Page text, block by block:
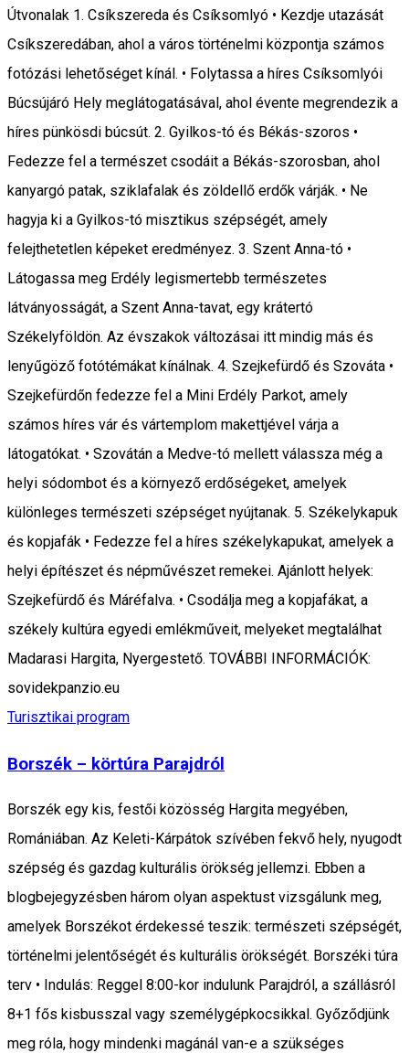
Útvonalak 1. Csíkszereda és Csíksomlyó • Kezdje utazását
Csíkszeredában, ahol a város történelmi központja számos
fotózási lehetőséget kínál. • Folytassa a híres Csíksomlyói
Búcsújáró Hely meglátogatásával, ahol évente megrendezik a
híres pünkösdi búcsút. 2. Gyilkos-tó és Békás-szoros •
Fedezze fel a természet csodáit a Békás-szorosban, ahol
kanyargó patak, sziklafalak és zöldellő erdők várják. • Ne
hagyja ki a Gyilkos-tó misztikus szépségét, amely
felejthetetlen képeket eredményez. 3. Szent Anna-tó •
Látogassa meg Erdély legismertebb természetes
látványosságát, a Szent Anna-tavat, egy krátertó
Székelyföldön. Az évszakok változásai itt mindig más és
lenyűgöző fotótémákat kínálnak. 4. Szejkefürdő és Szováta •
Szejkefürdőn fedezze fel a Mini Erdély Parkot, amely
számos híres vár és vártemplom makettjével várja a
látogatókat. • Szovátán a Medve-tó mellett válassza még a
helyi sódombot és a környező erdőségeket, amelyek
különleges természeti szépséget nyújtanak. 5. Székelykapuk
és kopjafák • Fedezze fel a híres székelykapukat, amelyek a
helyi építészet és népművészet remekei. Ajánlott helyek:
Szejkefürdő és Máréfalva. • Csodálja meg a kopjafákat, a
székely kultúra egyedi emlékműveit, melyeket megtalálhat
Madarasi Hargita, Nyergestető. TOVÁBBI INFORMÁCIÓK:
sovidekpanzio.eu
Turisztikai program
Borszék – körtúra Parajdról
Borszék egy kis, festői közösség Hargita megyében,
Romániában. Az Keleti-Kárpátok szívében fekvő hely, nyugodt
szépség és gazdag kulturális örökség jellemzi. Ebben a
blogbejegyzésben három olyan aspektust vizsgálunk meg,
amelyek Borszékot érdekessé teszik: természeti szépségét,
történelmi jelentőségét és kulturális örökségét. Borszéki túra
terv • Indulás: Reggel 8:00-kor indulunk Parajdról, a szállásról
8+1 fős kisbusszal vagy személygépkocsikkal. Győződjünk
meg róla, hogy mindenki magánál van-e a szükséges